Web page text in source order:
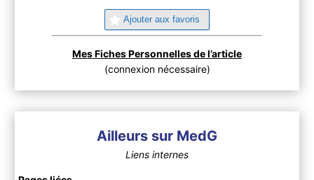
Ajouter aux favoris
Mes Fiches Personnelles de l’article
(connexion nécessaire)
Ailleurs sur MedG
Liens internes